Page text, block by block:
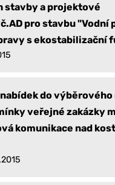
stavby a projektové
pro stavbu "Vodní
s ekostabilizační
do
veřejné zakázky
komunikace nad